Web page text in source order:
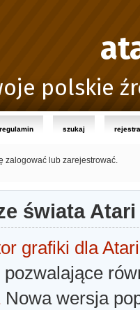
polskie
regulamin szukaj
zalogować lub zarejestrować.
świata Atari
grafiki dla Atari
Nowa wersja